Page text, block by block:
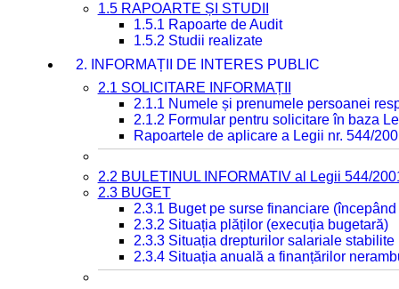
1.5 RAPOARTE ȘI STUDII
1.5.1 Rapoarte de Audit
1.5.2 Studii realizate
2. INFORMAȚII DE INTERES PUBLIC
2.1 SOLICITARE INFORMAȚII
2.1.1 Numele și prenumele persoanei
2.1.2 Formular pentru solicitare în baza
Rapoartele de aplicare a Legii nr. 544/
2.2 BULETINUL INFORMATIV al Legii 544/
2.3 BUGET
2.3.1 Buget pe surse financiare
2.3.2 Situația plăților (execuția bugetară)
2.3.3 Situația drepturilor salariale
2.3.4 Situația anuală a finanțărilor